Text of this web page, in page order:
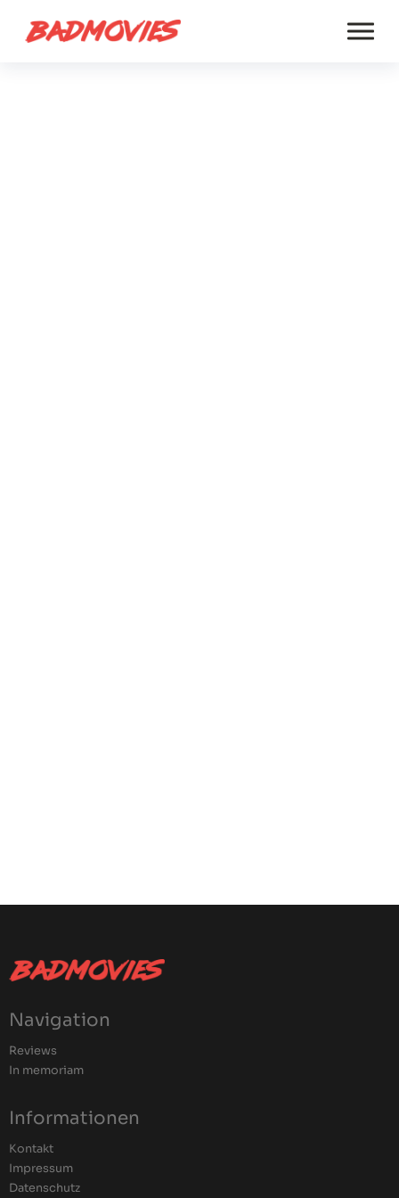
Navigation
Reviews
In memoriam
Informationen
Kontakt
Impressum
Datenschutz